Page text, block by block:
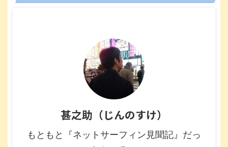
甚之助（じんのすけ）
もともと『ネットサーフィン見聞記』だっ